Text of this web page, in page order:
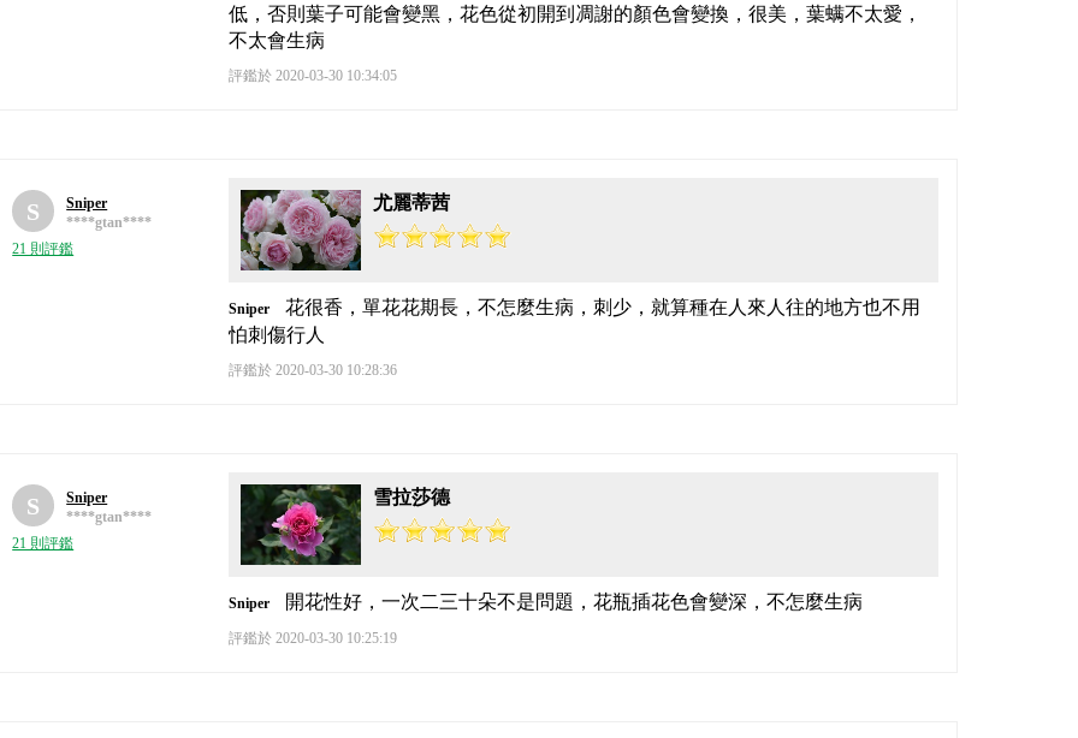
低，否則葉子可能會變黑，花色從初開到凋謝的顏色會變換，很美，葉螨不太愛，
不太會生病
評鑑於 2020-03-30 10:34:05
S
Sniper
****gtan****
21 則評鑑
尤麗蒂茜
Sniper
花很香，單花花期長，不怎麼生病，刺少，就算種在人來人往的地方也不用
怕刺傷行人
評鑑於 2020-03-30 10:28:36
S
Sniper
****gtan****
21 則評鑑
雪拉莎德
Sniper 開花性好，一次二三十朵不是問題，花瓶插花色會變深，不怎麼生病
評鑑於 2020-03-30 10:25:19